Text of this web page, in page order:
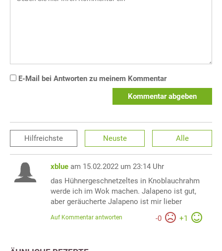
E-Mail bei Antworten zu meinem Kommentar
Kommentar abgeben
Hilfreichste Neuste Alle
xblue am 15.02.2022 um 23:14 Uhr
das Hühnergeschnetzeltes in Knoblauchrahm
werde ich im Wok machen. Jalapeno ist gut,
aber geräucherte Jalapeno ist mir lieber
-0 +1
Auf Kommentar antworten